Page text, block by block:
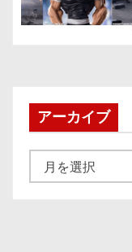
アーカイブ
ー